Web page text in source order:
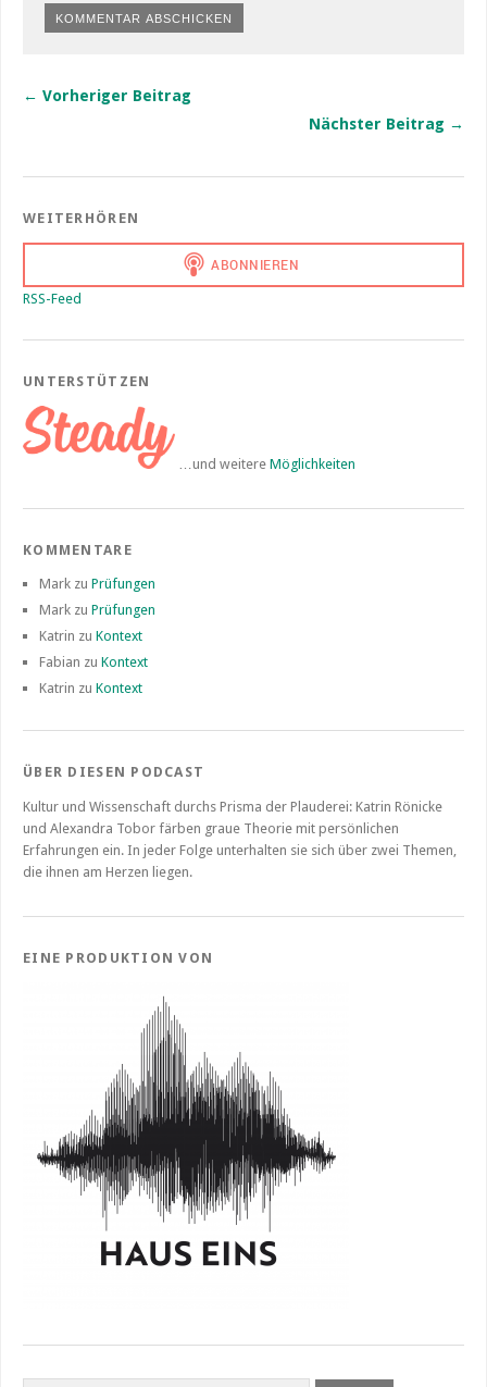
← Vorheriger Beitrag
Nächster Beitrag →
WEITERHÖREN
RSS-Feed
UNTERSTÜTZEN
…und weitere Möglichkeiten
KOMMENTARE
Mark zu Prüfungen
Mark zu Prüfungen
Katrin zu Kontext
Fabian zu Kontext
Katrin zu Kontext
ÜBER DIESEN PODCAST
Kultur und Wissenschaft durchs Prisma der Plauderei: Katrin Rönicke
und Alexandra Tobor färben graue Theorie mit persönlichen
Erfahrungen ein. In jeder Folge unterhalten sie sich über zwei Themen,
die ihnen am Herzen liegen.
EINE PRODUKTION VON